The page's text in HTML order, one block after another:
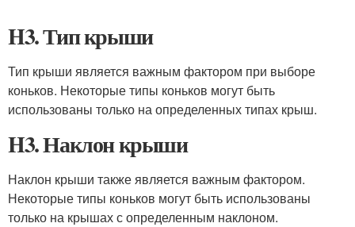
H3. Тип крыши
Тип крыши является важным фактором при выборе
коньков. Некоторые типы коньков могут быть
использованы только на определенных типах крыш.
H3. Наклон крыши
Наклон крыши также является важным фактором.
Некоторые типы коньков могут быть использованы
только на крышах с определенным наклоном.